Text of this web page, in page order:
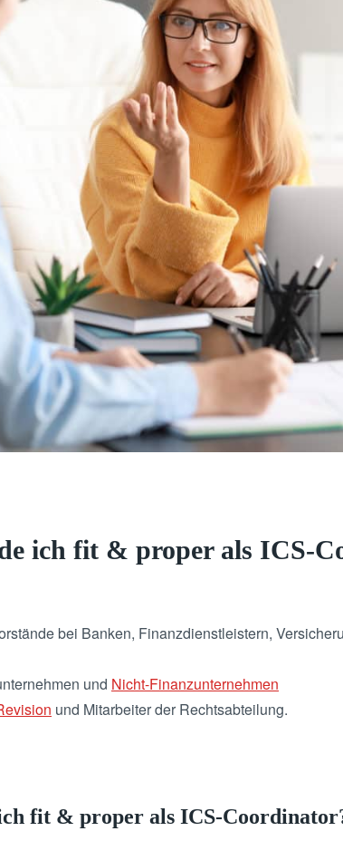
ich fit & proper als ICS-
bei Banken, Finanzdienstleistern,
und Nicht-Finanzunternehmen
und Mitarbeiter der Rechtsabteilung.
fit & proper als ICS-